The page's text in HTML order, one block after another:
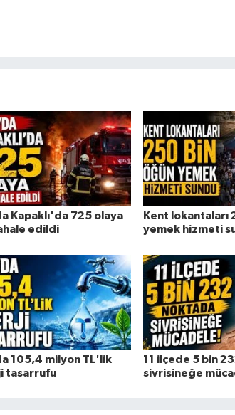
Kapaklı'da 725 olaya
edildi
Kent lokantaları
yemek hizmeti
105,4 milyon TL'lik
tasarrufu
11 ilçede 5 bin
sivrisineğe